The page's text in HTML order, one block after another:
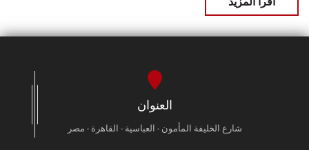
العنوان
شارع الخليفة المأمون - العباسية - القاهرة - مصر